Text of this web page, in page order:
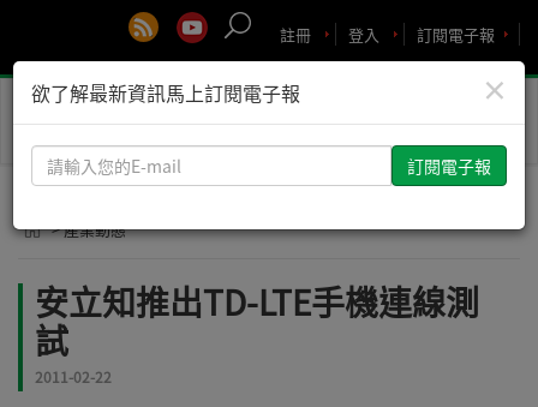
訂閱電子報
登入
註冊
Toggle
> 產業動態
安立知推出TD-LTE手機連線測
試
2011-02-22
×
欲了解最新資訊馬上訂閱電子報
請
輸
您
E-
mail